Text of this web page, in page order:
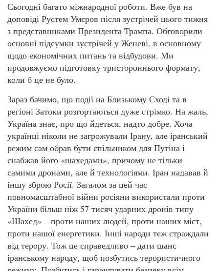
Сьогодні багато міжнародної роботи. Вже був на
доповіді Рустем Умєров після зустрічей цього тижня
з представниками Президента Трампа. Обговорили
основні підсумки зустрічей у Женеві, в основному
щодо економічних питань та відбудови. Ми
продовжуємо підготовку тристороннього формату,
коли б це не було.
Зараз бачимо, що події на Близькому Сході та в
регіоні Затоки розгортаються дуже стрімко. На жаль,
Україна знає, про що йдеться, надто добре. Хоча
українці ніколи не загрожували Ірану, але іранський
режим сам обрав бути спільником для Путіна і
снабжав його «шахедами», причому не тільки
самими дронами, але й технологіями. Іран надавав й
іншу зброю Росії. Загалом за цей час
повномасштабної війни росіяни використали проти
України більш ніж 57 тисяч ударних дронів типу
«Шахед» – проти наших людей, проти наших міст,
проти нашої енергетики. Інші народи теж страждали
від терору. Тож це справедливо – дати шанс
іранському народу, щоб позбутись терористичного